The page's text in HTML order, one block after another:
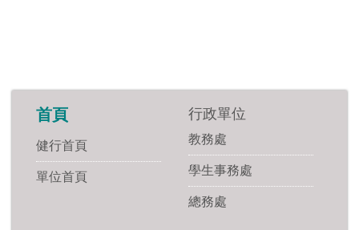
首頁
健行首頁
單位首頁
行政單位
教務處
學生事務處
總務處